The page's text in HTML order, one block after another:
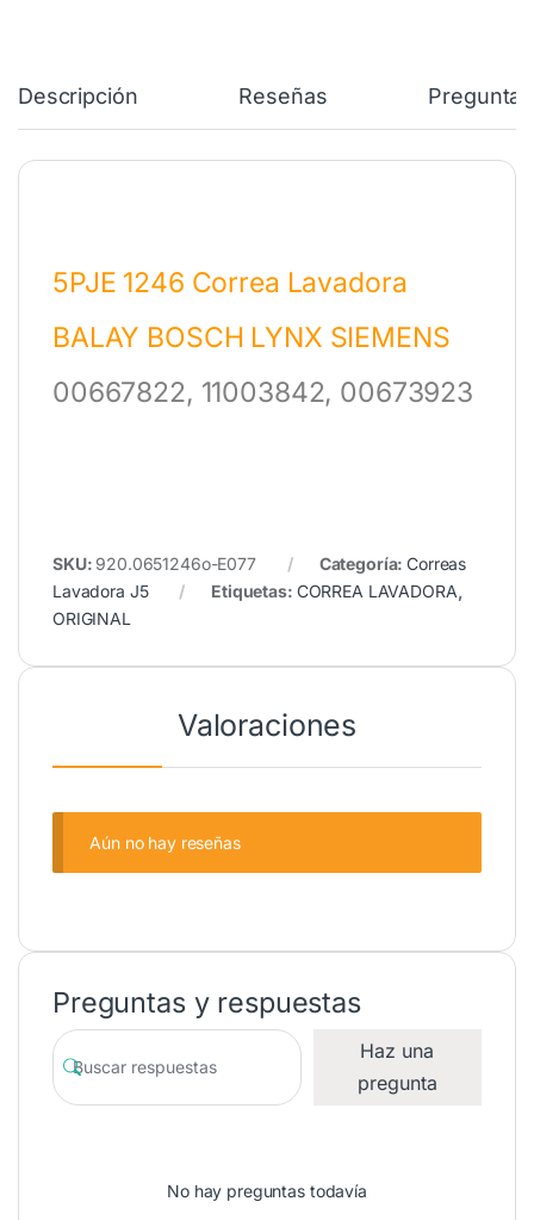
Descripción Reseñas
5PJE 1246 Correa Lavadora
BALAY BOSCH LYNX SIEMENS
00667822, 11003842, 00673923
SKU: 920.0651246o-E077 Categoría:Correas
Lavadora J5
Etiquetas: CORREA LAVADORA,
ORIGINAL
Valoraciones
Aún no hay reseñas
Preguntas y respuestas
Haz una
pregunta
No hay preguntas todavía